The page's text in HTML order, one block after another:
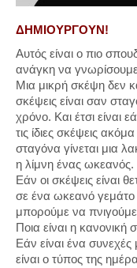
ΔΗΜΙΟΥΡΓΟΥΝ!
Αυτός είναι ο πιο
ανάγκη να
Μια μικρή σκέψη δεν
σκέψεις είναι σαν
χρόνο. Και έτσι είναι
τις ίδιες σκέψεις
σταγόνα γίνεται μια
η λίμνη ένας ωκεανός.
Εάν οι σκέψεις είναι
σε ένα ωκεανό γεμάτο
μπορούμε να
Ποια είναι η
Εάν είναι ένα
είναι ο τύπος της